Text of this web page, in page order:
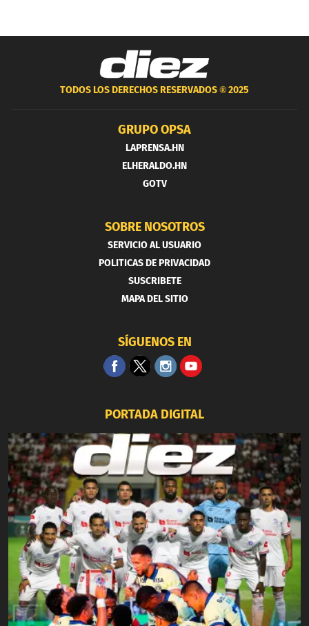
TODOS LOS DERECHOS RESERVADOS ®2025
GRUPO OPSA
LAPRENSA.HN
ELHERALDO.HN
GOTV
SOBRE NOSOTROS
SERVICIO AL USUARIO
POLITICAS DE PRIVACIDAD
SUSCRIBETE
MAPA DEL SITIO
SÍGUENOS EN
PORTADA DIGITAL